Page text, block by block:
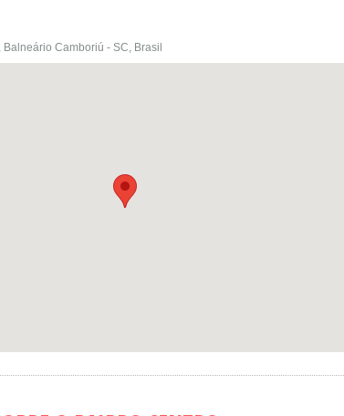
Camboriú - SC, Brasil